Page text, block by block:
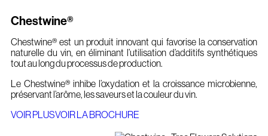
Chestwine®
Chestwine® est un produit innovant qui favorise la conservation
naturelle du vin, en éliminant l’utilisation d’additifs synthétiques
tout au long du processus de production.
Le Chestwine® inhibe l’oxydation et la croissance microbienne,
préservant l’arôme, les saveurs et la couleur du vin.
VOIR PLUSVOIR LA BROCHURE